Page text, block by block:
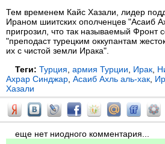
Тем временем Кайс Хазали, лидер
Ираном шиитских ополченцев "Асаиб
пригрозил, что так называемый Фронт
"преподаст турецким оккупантам
их с чистой земли Ирака".
Теги: Турция армия Турции Ирак
Ахрар Синджар Асаиб Ахль аль-хак
Хазали
еще нет ниодного комментария...